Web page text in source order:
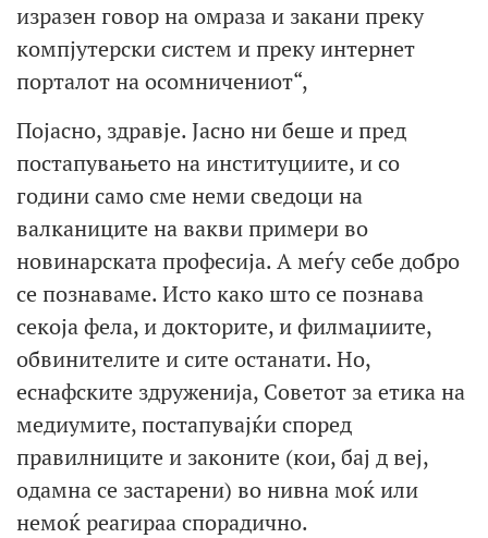
изразен говор на омраза и закани преку
компјутерски систем и преку интернет
порталот на осомничениот“,
Појасно, здравје. Јасно ни беше и пред
постапувањето на институциите, и со
години само сме неми сведоци на
валканиците на вакви примери во
новинарската професија. А меѓу себе добро
се познаваме. Исто како што се познава
секоја фела, и докторите, и филмаџиите,
обвинителите и сите останати. Но,
еснафските здруженија, Советот за етика на
медиумите, постапувајќи според
правилниците и законите (кои, бај д веј,
одамна се застарени) во нивна моќ или
немоќ реагираа спорадично.